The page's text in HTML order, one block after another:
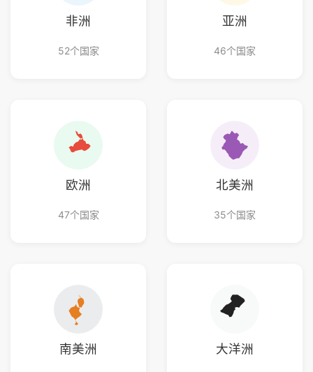
非洲
52个国家
亚洲
46个国家
欧洲
47个国家
北美洲
35个国家
南美洲 大洋洲